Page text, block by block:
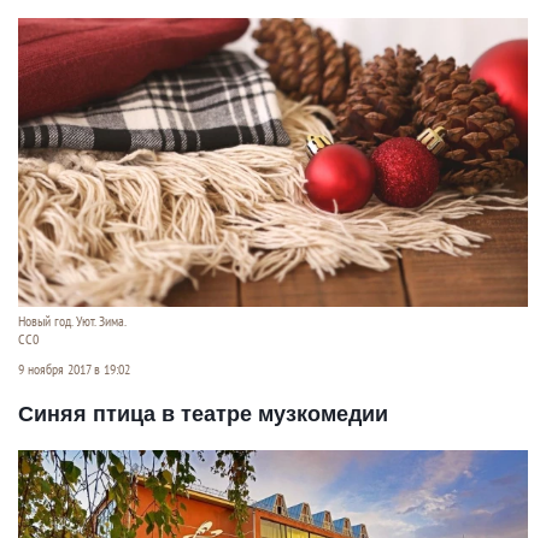
Новый год. Уют. Зима.
СС0
9 ноября 2017 в 19:02
Синяя птица в театре музкомедии